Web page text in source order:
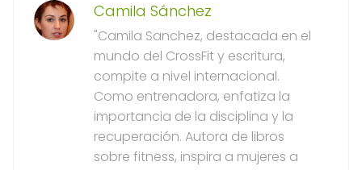
Camila Sánchez
"Camila Sanchez, destacada en el
mundo del CrossFit y escritura,
compite a nivel internacional.
Como entrenadora, enfatiza la
importancia de la disciplina y la
recuperación. Autora de libros
sobre fitness, inspira a mujeres a